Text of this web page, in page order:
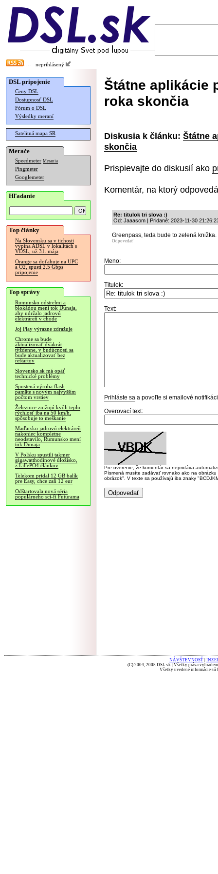
neprihlásený
DSL pripojenie
Ceny DSL
Dostupnosť DSL
Fórum o DSL
Výsledky meraní
Satelitná mapa SR
Merače
Speedmeter Merania
Pingmeter
Googlemeter
Hľadanie
Top články
Na Slovensku sa v tichosti
vypína ADSL v lokalitách s
VDSL, už 31. mája
Orange sa doťahuje na UPC
a O2, spustí 2.5 Gbps
pripojenie
Top správy
Rumunsko odstrelmi a
blokádou mení tok Dunaja,
aby udržalo jadrovú
elektráreň v chode
Joj Play výrazne zdražuje
Chrome sa bude
aktualizovať dvakrát
týždenne, v budúcnosti sa
bude aktualizovať bez
reštartov
Slovensko.sk má opäť
technické problémy
Spustená výroba flash
pamäte s novým najvyšším
počtom vrstiev
Železnice znižujú kvôli teplu
rýchlosť iba na 50 km/h,
spôsobuje to meškanie
Maďarsko jadrovú elektráreň
nakoniec kompletne
neodstavilo, Rumunsko mení
tok Dunaja
V Poľsku spustili takmer
gigawatthodinové úložisko,
z LiFePO4 článkov
Telekom pridal 12 GB balík
pre Easy, chce zaň 12 eur
Odštartovala nová séria
populárneho sci-fi Futurama
Štátne aplikácie
roka skončia
Diskusia k článku: Štátne
skončia
Prispievajte do diskusií ako
Komentár, na ktorý
Re: titulok tri slova :)
Od: Jaaasom | Pridané: 2023-11-30
Greenpass, teda bude to zelená knižka.
Odpovedať
Meno:
Titulok:
Text:
Prihláste sa a povoľte si emailové
Overovací text:
Pre overenie, že komentár sa nepridáva
Písmená musíte zadávať rovnako ako na
obrázok". V texte sa používajú iba znaky
NÁVŠTEVNOSŤ
(C) 2004, 2005 DSL.sk | Všetky práva
Všetky uvedené informácie sú